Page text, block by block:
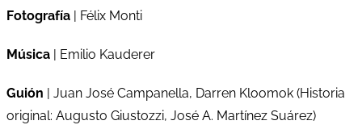
Fotografía | Félix Monti
Música | Emilio Kauderer
Guión | Juan José Campanella, Darren Kloomok (Historia
original: Augusto Giustozzi, José A. Martínez Suárez)